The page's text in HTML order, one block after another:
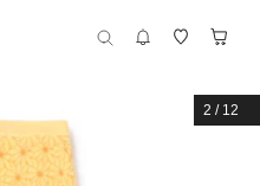
2 / 12